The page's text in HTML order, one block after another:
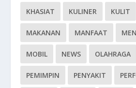
KHASIAT KULINER KULIT
MAKANAN MANFAAT
MOBIL NEWS OLAHRAGA
PEMIMPIN PENYAKIT